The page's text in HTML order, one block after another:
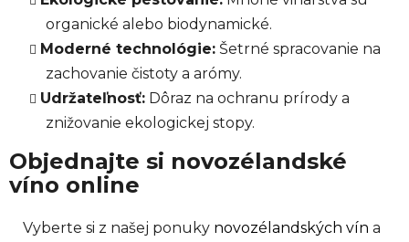
organické alebo biodynamické.
Moderné technológie: Šetrné spracovanie na
zachovanie čistoty a arómy.
Udržateľnosť: Dôraz na ochranu prírody a
znižovanie ekologickej stopy.
Objednajte si novozélandské
víno online
Vyberte si z našej ponuky novozélandských vín a